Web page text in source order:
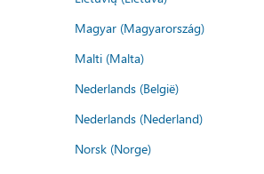
Magyar (Magyarország)
Malti (Malta)
Nederlands (België)
Nederlands (Nederland)
Norsk (Norge)